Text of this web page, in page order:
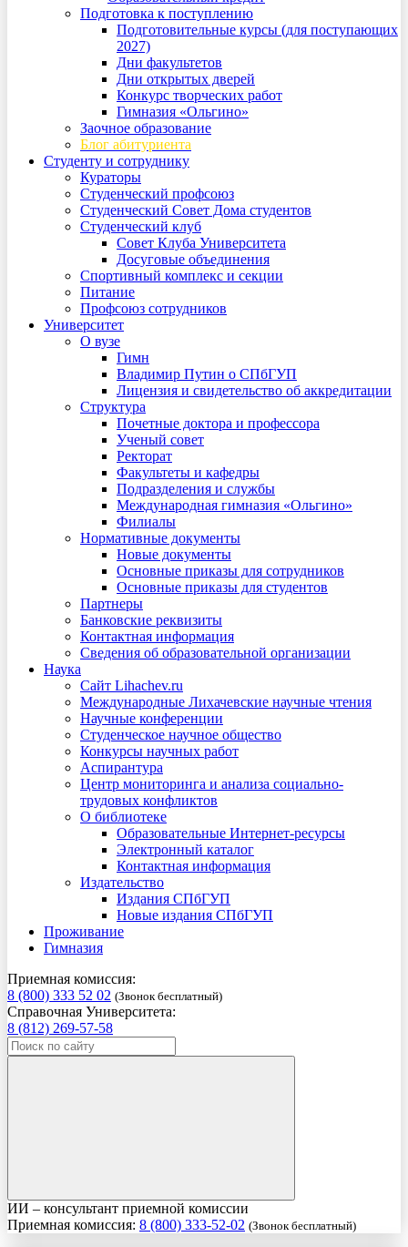
Подготовка к поступлению
Подготовительные курсы (для поступающих
2027)
Дни факультетов
Дни открытых дверей
Конкурс творческих работ
Гимназия «Ольгино»
Заочное образование
Блог абитуриента
Студенту и сотруднику
Кураторы
Студенческий профсоюз
Студенческий Совет Дома студентов
Студенческий клуб
Совет Клуба Университета
Досуговые объединения
Спортивный комплекс и секции
Питание
Профсоюз сотрудников
Университет
О вузе
Гимн
Владимир Путин о СПбГУП
Лицензия и свидетельство об аккредитации
Структура
Почетные доктора и профессора
Ученый совет
Ректорат
Факультеты и кафедры
Подразделения и службы
Международная гимназия «Ольгино»
Филиалы
Нормативные документы
Новые документы
Основные приказы для сотрудников
Основные приказы для студентов
Партнеры
Банковские реквизиты
Контактная информация
Сведения об образовательной организации
Наука
Сайт Lihachev.ru
Международные Лихачевские научные чтения
Научные конференции
Студенческое научное общество
Конкурсы научных работ
Аспирантура
Центр мониторинга и анализа социально-
трудовых конфликтов
О библиотеке
Образовательные Интернет-ресурсы
Электронный каталог
Контактная информация
Издательство
Издания СПбГУП
Новые издания СПбГУП
Проживание
Гимназия
Приемная комиссия:
8 (800) 333 52 02 (Звонок бесплатный)
Справочная Университета:
8 (812) 269-57-58
ИИ – консультант приемной комиссии
Приемная комиссия: 8 (800) 333-52-02 (Звонок бесплатный)